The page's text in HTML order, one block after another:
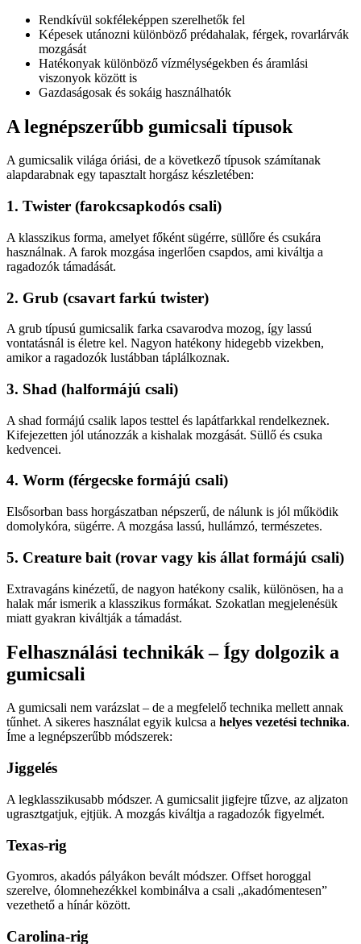
Rendkívül sokféleképpen szerelhetők fel
Képesek utánozni különböző prédahalak, férgek, rovarlárvák
mozgását
Hatékonyak különböző vízmélységekben és áramlási
viszonyok között is
Gazdaságosak és sokáig használhatók
A legnépszerűbb gumicsali típusok
A gumicsalik világa óriási, de a következő típusok számítanak
alapdarabnak egy tapasztalt horgász készletében:
1. Twister (farokcsapkodós csali)
A klasszikus forma, amelyet főként sügérre, süllőre és csukára
használnak. A farok mozgása ingerlően csapdos, ami kiváltja a
ragadozók támadását.
2. Grub (csavart farkú twister)
A grub típusú gumicsalik farka csavarodva mozog, így lassú
vontatásnál is életre kel. Nagyon hatékony hidegebb vizekben,
amikor a ragadozók lustábban táplálkoznak.
3. Shad (halformájú csali)
A shad formájú csalik lapos testtel és lapátfarkkal rendelkeznek.
Kifejezetten jól utánozzák a kishalak mozgását. Süllő és csuka
kedvencei.
4. Worm (férgecske formájú csali)
Elsősorban bass horgászatban népszerű, de nálunk is jól működik
domolykóra, sügérre. A mozgása lassú, hullámzó, természetes.
5. Creature bait (rovar vagy kis állat formájú csali)
Extravagáns kinézetű, de nagyon hatékony csalik, különösen, ha a
halak már ismerik a klasszikus formákat. Szokatlan megjelenésük
miatt gyakran kiváltják a támadást.
Felhasználási technikák – Így dolgozik a
gumicsali
A gumicsali nem varázslat – de a megfelelő technika mellett annak
tűnhet. A sikeres használat egyik kulcsa a helyes vezetési technika.
Íme a legnépszerűbb módszerek:
Jiggelés
A legklasszikusabb módszer. A gumicsalit jigfejre tűzve, az aljzaton
ugrasztgatjuk, ejtjük. A mozgás kiváltja a ragadozók figyelmét.
Texas-rig
Gyomros, akadós pályákon bevált módszer. Offset horoggal
szerelve, ólomnehezékkel kombinálva a csali „akadómentesen”
vezethető a hínár között.
Carolina-rig